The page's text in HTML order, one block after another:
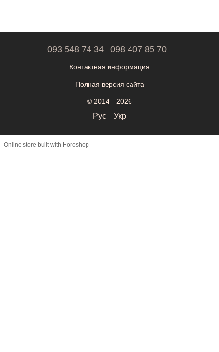
093 548 74 34 098 407 85 70
Контактная информация
Полная версия сайта
© 2014—2026
Рус Укр
Online store built with Horoshop